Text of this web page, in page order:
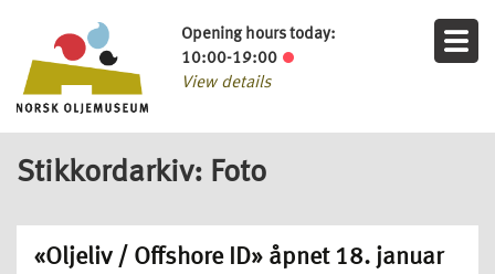
Opening hours today:
10:00-19:00
View details
Stikkordarkiv: Foto
«Oljeliv / Offshore ID» åpnet 18. januar